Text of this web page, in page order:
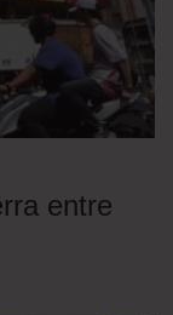
entre